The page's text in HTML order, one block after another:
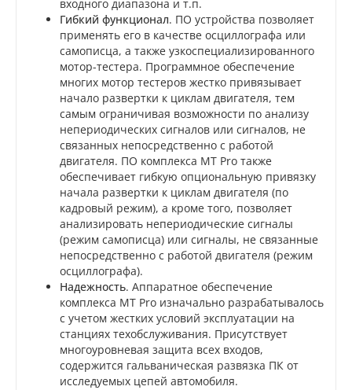
входного диапазона и т.п.
Гибкий функционал. ПО устройства позволяет
применять его в качестве осциллографа или
самописца, а также узкоспециализированного
мотор-тестера. Программное обеспечение
многих мотор тестеров жестко привязывает
начало развертки к циклам двигателя, тем
самым ограничивая возможности по анализу
непериодических сигналов или сигналов, не
связанных непосредственно с работой
двигателя. ПО комплекса MT Pro также
обеспечивает гибкую опциональную привязку
начала развертки к циклам двигателя (по
кадровый режим), а кроме того, позволяет
анализировать непериодические сигналы
(режим самописца) или сигналы, не связанные
непосредственно с работой двигателя (режим
осциллографа).
Надежность. Аппаратное обеспечение
комплекса MT Pro изначально разрабатывалось
с учетом жестких условий эксплуатации на
станциях техобслуживания. Присутствует
многоуровневая защита всех входов,
содержится гальваническая развязка ПК от
исследуемых цепей автомобиля.